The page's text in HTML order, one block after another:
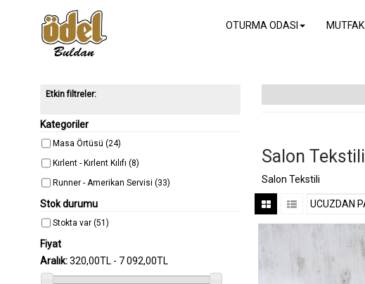
OTURMA ODASI MUTFAK
Etkin filtreler:
Kategoriler
Masa Örtüsü (24)
Kırlent - Kırlent Kılıfı (8)
Runner - Amerikan Servisi (33)
Stok durumu
Stokta var (51)
Fiyat
Aralık:320,00TL - 7 092,00TL
Salon Tekstili
Salon Tekstili